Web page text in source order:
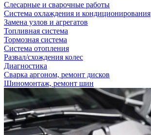
Слесарные и сварочные работы
Система охлаждения и кондиционирования
Замена узлов и агрегатов
Топливная система
Тормозная система
Система отопления
Развал/схождения колес
Диагностика
Сварка аргоном, ремонт дисков
Шиномонтаж, ремонт шин